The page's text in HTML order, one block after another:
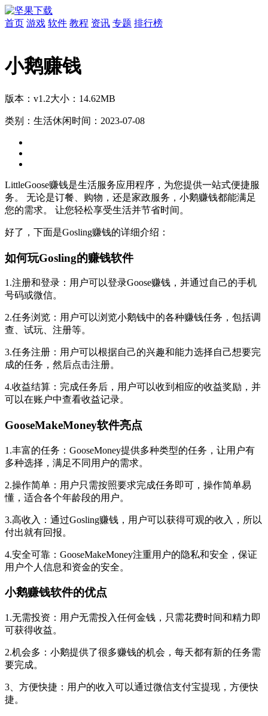
首页 游戏 软件 教程 资讯 专题 排行榜
小鹅赚钱
版本：v1.2大小：14.62MB
类别：生活休闲时间：2023-07-08
LittleGoose赚钱是生活服务应用程序，为您提供一站式便捷服
务。 无论是订餐、 购物，还是家政服务，小鹅赚钱都能满足
您的需求。 让您轻松享受生活并节省时间。
好了，下面是Gosling赚钱的详细介绍：
如何玩Gosling的赚钱软件
1.注册和登录：用户可以登录Goose赚钱，并通过自己的手机
号码或微信。
2.任务浏览：用户可以浏览小鹅钱中的各种赚钱任务，包括调
查、试玩、注册等。
3.任务注册：用户可以根据自己的兴趣和能力选择自己想要完
成的任务，然后点击注册。
4.收益结算：完成任务后，用户可以收到相应的收益奖励，并
可以在账户中查看收益记录。
GooseMakeMoney软件亮点
1.丰富的任务：GooseMoney提供多种类型的任务，让用户有
多种选择，满足不同用户的需求。
2.操作简单：用户只需按照要求完成任务即可，操作简单易
懂，适合各个年龄段的用户。
3.高收入：通过Gosling赚钱，用户可以获得可观的收入，所以
付出就有回报。
4.安全可靠：GooseMakeMoney注重用户的隐私和安全，保证
用户个人信息和资金的安全。
小鹅赚钱软件的优点
1.无需投资：用户无需投入任何金钱，只需花费时间和精力即
可获得收益。
2.机会多：小鹅提供了很多赚钱的机会，每天都有新的任务需
要完成。
3、方便快捷：用户的收入可以通过微信支付宝提现，方便快
捷。